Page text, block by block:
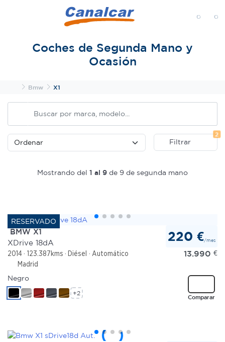
Coches de Segunda Mano y
Ocasión
InicioBmw X1
Filtrar
2
Mostrando del 1 al 9 de 9 de segunda mano
BMW X1
XDrive 18dA
2014 123.387kms Diésel
Automático
Madrid
220 €/mes
13.990 €
Comparar
Negro
+2